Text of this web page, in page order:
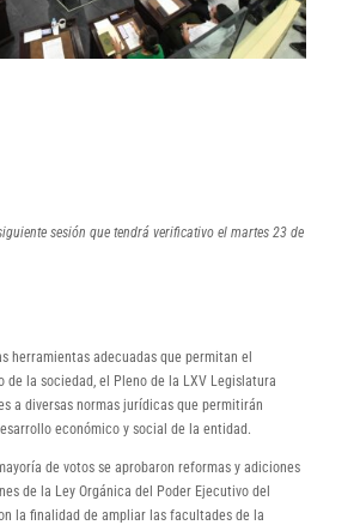
sesión que tendrá verificativo el martes 23 de
herramientas adecuadas que permitan el
de la sociedad, el Pleno de la LXV Legislatura
a diversas normas jurídicas que permitirán
económico y social de la entidad.
de votos se aprobaron reformas y adiciones
de la Ley Orgánica del Poder Ejecutivo del
la finalidad de ampliar las facultades de la